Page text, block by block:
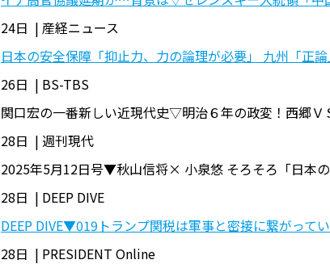
24日 | 産経ニュース
日本の安全保障「抑止力、力の論理が必要」 九州「正
26日 | BS-TBS
関口宏の一番新しい近現代史▽明治６年の政変！西郷Ｖ
28日 | 週刊現代
2025年5月12日号▼秋山信将× 小泉悠 そろそろ「日本
28日 | DEEP DIVE
DEEP DIVE▼019トランプ関税は軍事と密接に繋がって
28日 | PRESIDENT Online